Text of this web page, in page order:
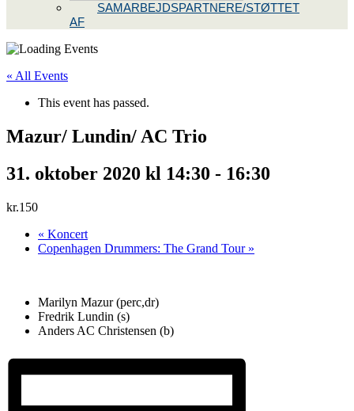
SAMARBEJDSPARTNERE/STØTTET
AF
« All Events
This event has passed.
Mazur/ Lundin/ AC Trio
31. oktober 2020 kl 14:30 - 16:30
kr.150
« Koncert
Copenhagen Drummers: The Grand Tour »
Marilyn Mazur (perc,dr)
Fredrik Lundin (s)
Anders AC Christensen (b)